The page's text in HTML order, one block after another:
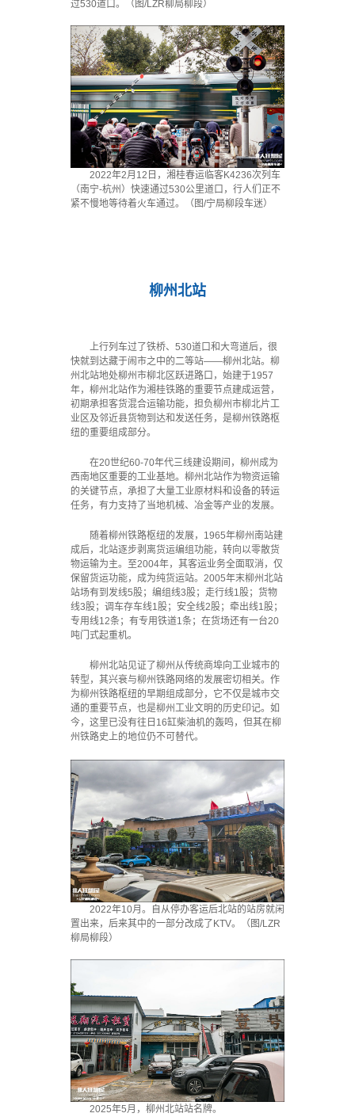
过530道口。（图/LZR柳局柳段）
2022年2月12日，湘桂春运临客K4236次列车
（南宁-杭州）快速通过530公里道口，行人们正不
紧不慢地等待着火车通过。（图/宁局柳段车迷）
柳州北站
上行列车过了铁桥、530道口和大弯道后，很
快就到达藏于闹市之中的二等站——柳州北站。柳
州北站地处柳州市柳北区跃进路口，始建于1957
年，柳州北站作为湘桂铁路的重要节点建成运营，
初期承担客货混合运输功能，担负柳州市柳北片工
业区及邻近县货物到达和发送任务，是柳州铁路枢
纽的重要组成部分。
在20世纪60-70年代三线建设期间，柳州成为
西南地区重要的工业基地。柳州北站作为物资运输
的关键节点，承担了大量工业原材料和设备的转运
任务，有力支持了当地机械、冶金等产业的发展。
随着柳州铁路枢纽的发展，1965年柳州南站建
成后，北站逐步剥离货运编组功能，转向以零散货
物运输为主。至2004年，其客运业务全面取消，仅
保留货运功能，成为纯货运站。2005年末柳州北站
站场有到发线5股；编组线3股；走行线1股；货物
线3股；调车存车线1股；安全线2股；牵出线1股；
专用线12条；有专用铁道1条；在货场还有一台20
吨门式起重机。
柳州北站见证了柳州从传统商埠向工业城市的
转型，其兴衰与柳州铁路网络的发展密切相关。作
为柳州铁路枢纽的早期组成部分，它不仅是城市交
通的重要节点，也是柳州工业文明的历史印记。如
今，这里已没有往日16缸柴油机的轰鸣，但其在柳
州铁路史上的地位仍不可替代。
2022年10月。自从停办客运后北站的站房就闲
置出来，后来其中的一部分改成了KTV。（图/LZR
柳局柳段）
2025年5月，柳州北站站名牌。